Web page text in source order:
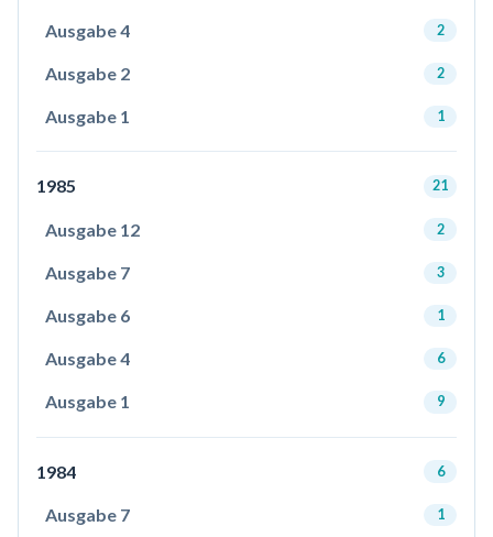
Ausgabe 4 2
Ausgabe 2 2
Ausgabe 1 1
1985 21
Ausgabe 12 2
Ausgabe 7 3
Ausgabe 6 1
Ausgabe 4 6
Ausgabe 1 9
1984 6
Ausgabe 7 1